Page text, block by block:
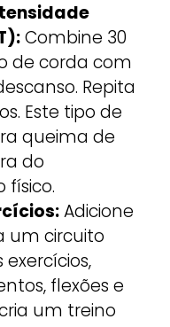
Combine 30
de corda com
Repita
Este tipo de
queima de
do
físico.
Adicione
um circuito
flexões e
um treino